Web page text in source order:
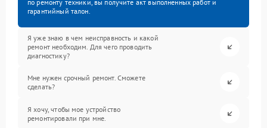
по ремонту техники, вы получите акт выполненных работ и
гарантийный талон.
Я уже знаю в чем неисправность и какой
ремонт необходим. Для чего проводить
диагностику?
Мне нужен срочный ремонт. Сможете
сделать?
Я хочу, чтобы мое устройство
ремонтировали при мне.